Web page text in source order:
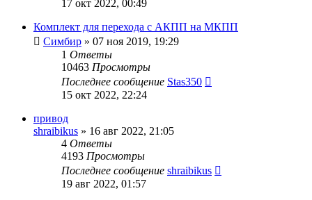
17 окт 2022, 00:49
Комплект для перехода с АКПП на МКПП
Симбир » 07 ноя 2019, 19:29
1 Ответы
10463 Просмотры
Последнее сообщение Stas350
15 окт 2022, 22:24
привод
shraibikus » 16 авг 2022, 21:05
4 Ответы
4193 Просмотры
Последнее сообщение shraibikus
19 авг 2022, 01:57